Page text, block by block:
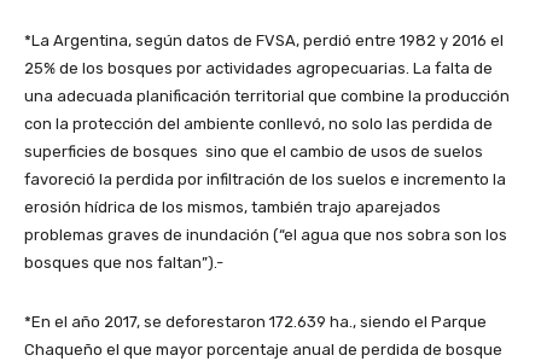
*La Argentina, según datos de FVSA, perdió entre 1982 y 2016 el
25% de los bosques por actividades agropecuarias. La falta de
una adecuada planificación territorial que combine la producción
con la protección del ambiente conllevó, no solo las perdida de
superficies de bosques sino que el cambio de usos de suelos
favoreció la perdida por infiltración de los suelos e incremento la
erosión hídrica de los mismos, también trajo aparejados
problemas graves de inundación (“el agua que nos sobra son los
bosques que nos faltan”).-
*En el año 2017, se deforestaron 172.639 ha., siendo el Parque
Chaqueño el que mayor porcentaje anual de perdida de bosque